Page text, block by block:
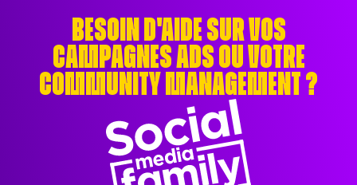
Besoin d'aide sur vos
campagnes ads ou votre
Community Management ?